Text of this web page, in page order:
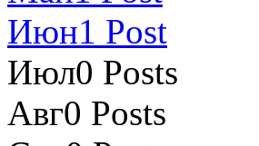
Июн1 Post
Июл0 Posts
Авг0 Posts